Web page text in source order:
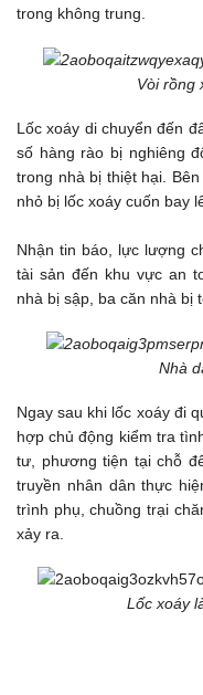
trong không trung.
Vòi rồng
Lốc xoáy di chuyển đến
số hàng rào bị nghiêng
trong nhà bị thiệt hại.
nhỏ bị lốc xoáy cuốn bay
Nhận tin báo, lực lượng
tài sản đến khu vực an
nhà bị sập, ba căn nhà bị
Nhà
Ngay sau khi lốc xoáy đi
hợp chủ động kiểm tra
tư, phương tiện tại chỗ
truyền nhân dân thực
trình phụ, chuồng trại
xảy ra.
Lốc xoáy